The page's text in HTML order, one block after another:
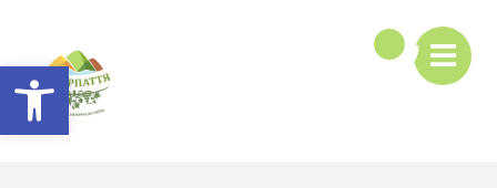
Відкрити Панель інструментів